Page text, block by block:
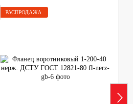
РАСПРОДАЖА